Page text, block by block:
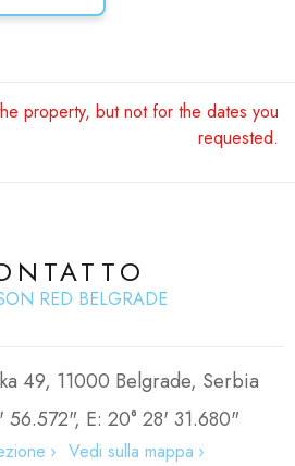
property, but not for the dates you
requested.
RED BELGRADE
49, 11000 Belgrade, Serbia
56.572", E: 20° 28' 31.680"
Vedi sulla mappa